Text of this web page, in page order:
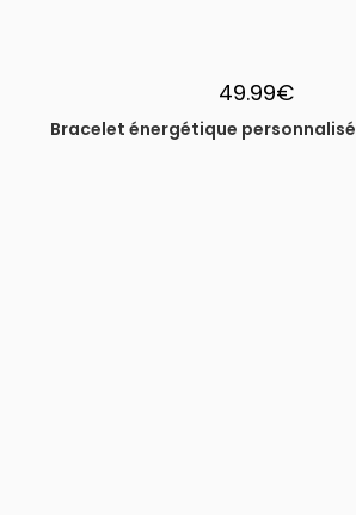
49.99€
Bracelet énergétique